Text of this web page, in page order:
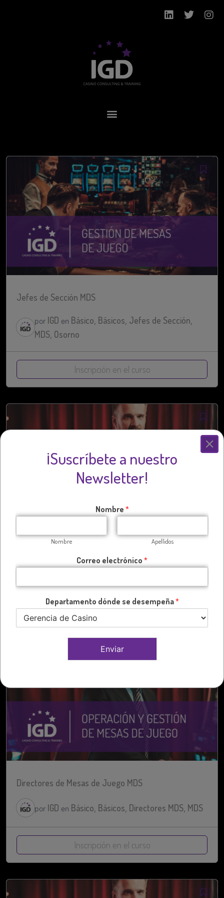
Jefes de Sección MDS
por IGD en Básico Básicos Jefes de Sección
MDS Osorno
Inscripción en el curso
Gerentes y Directores
Trainer IGD Básico
Inscripción en el curso
Directores de Mesas de Juego MDS
por IGD en Básico Básicos Directores MDS MDS
Inscripción en el curso
¡Suscríbete a nuestro
Newsletter!
Nombre *
Nombre Apellidos
Correo electrónico *
Departamento dónde se desempeña*
Enviar